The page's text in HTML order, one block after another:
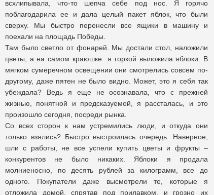
всхлипывала, что-то шепча себе под нос. Я горячо
поблагодарила ее и дала целый пакет яблок, что были
сверху. Мы быстро перенесли все ящики в машину и
поехали на площадь Победы.
Там было светло от фонарей. Мы достали стол, наложили
цветы, а на самом краюшке я горкой выложила яблоки. В
мягком сумеречном освещении они смотрелись совсем по-
другому, даже пятен не было видно. Может, это я себя так
убеждала? Ведь я еще не осознавала, что с прежней
жизнью, понятной и предсказуемой, я рассталась, и это
произошло сегодня, посреди рынка.
Со всех сторон к нам устремились люди, и откуда они
только взялись? Быстро выстроилась очередь. Наверное,
шли с работы, не все успели купить цветы и фрукты –
конкурентов не было никаких. Яблоки я продала
молниеносно, по десять рублей за килограмм, все до
одного. Покупатели даже высмотрели те, которые я
отложила домой, спрятав под прилавком, и грозно их